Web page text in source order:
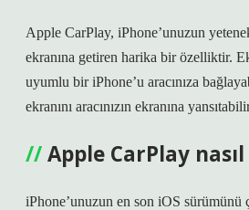
Apple CarPlay, iPhone’unuzun
ekranına getiren harika bir özelliktir.
uyumlu bir iPhone’u aracınıza
ekranını aracınızın ekranına
Apple CarPlay
iPhone’unuzun en son iOS sürümünü